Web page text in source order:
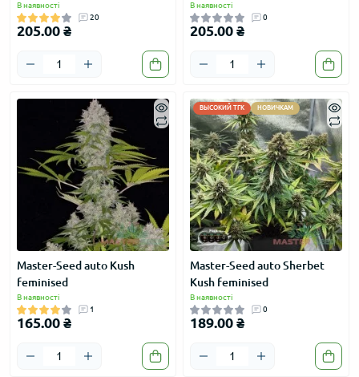
В наявності
20
205.00 ₴
В наявності
0
205.00 ₴
Master-Seed auto Kush
feminised
В наявності
1
165.00 ₴
ВЫСОКИЙ ТГК НОВИЧКАМ
Master-Seed auto Sherbet
Kush feminised
В наявності
0
189.00 ₴